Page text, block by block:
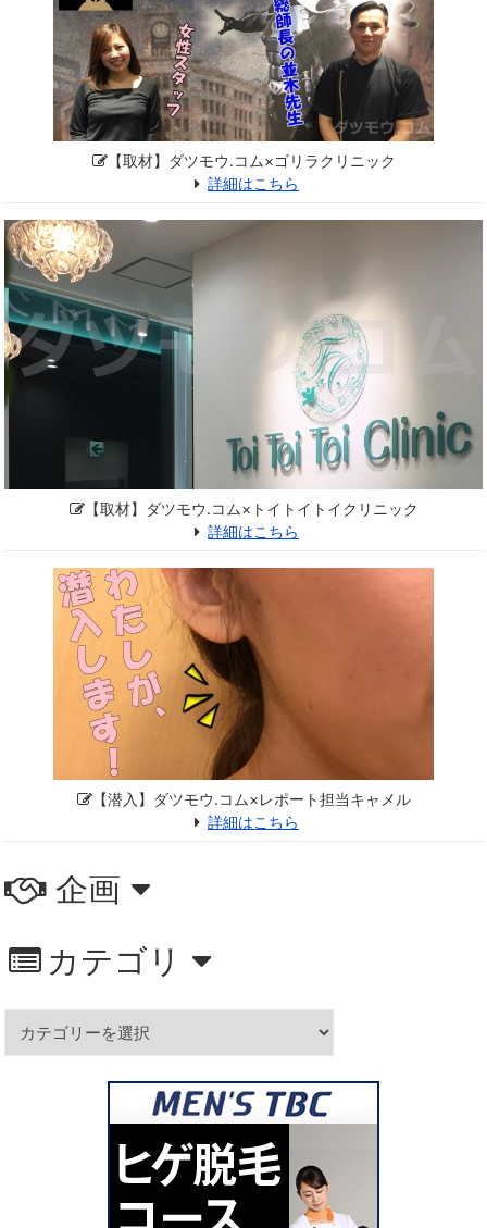
【取材】ダツモウ.コム×ゴリラクリニック
詳細はこちら
【取材】ダツモウ.コム×トイトイトイクリニック
詳細はこちら
【潜入】ダツモウ.コム×レポート担当キャメル
詳細はこちら
企画
カテゴリ